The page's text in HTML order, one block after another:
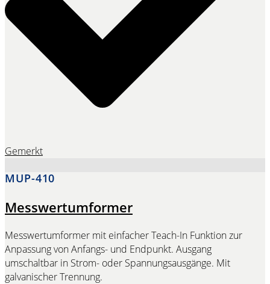
Gemerkt
MUP-410
Messwertumformer
Messwertumformer mit einfacher Teach-In Funktion zur
Anpassung von Anfangs- und Endpunkt. Ausgang
umschaltbar in Strom- oder Spannungsausgänge. Mit
galvanischer Trennung.